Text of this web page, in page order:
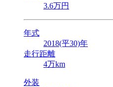
3.6万円
年式
2018(平30)年
走行距離
4万km
外装